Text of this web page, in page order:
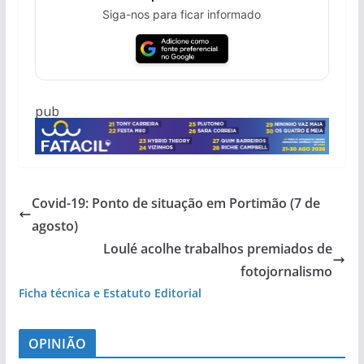
Siga-nos para ficar informado
pub
Covid-19: Ponto de situação em Portimão (7 de
agosto)
Loulé acolhe trabalhos premiados de
fotojornalismo
Ficha técnica e Estatuto Editorial
OPINIÃO